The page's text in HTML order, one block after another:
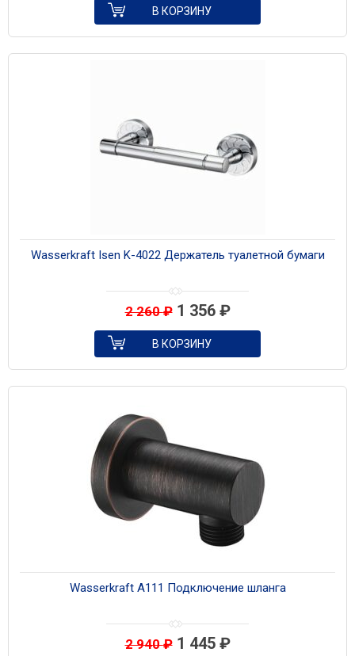
В КОРЗИНУ
Wasserkraft Isen K-4022 Держатель туалетной бумаги
2 260₽ 1 356 ₽
В КОРЗИНУ
Wasserkraft A111 Подключение шланга
2 940₽ 1 445 ₽